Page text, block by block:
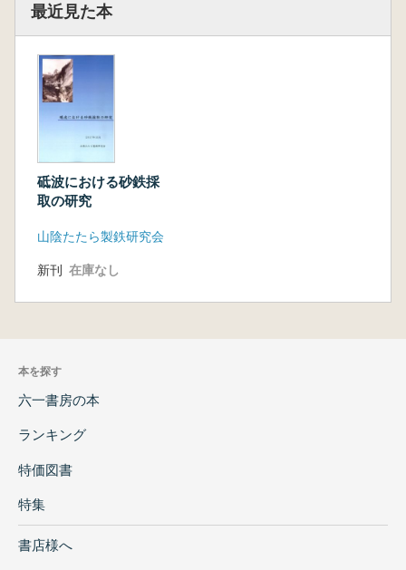
最近見た本
砥波における砂鉄採
取の研究
山陰たたら製鉄研究会
新刊 在庫なし
本を探す
六一書房の本
ランキング
特価図書
特集
書店様へ